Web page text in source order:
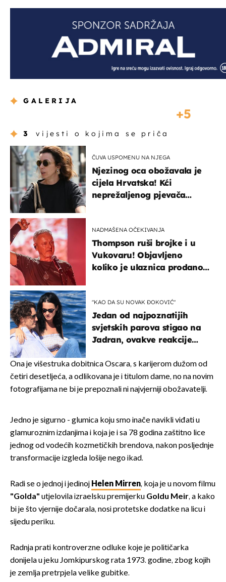
GALERIJA
5
3 vijesti o kojima se priča
ČUVA USPOMENU NA NJEGA
Njezinog oca obožavala je
cijela Hrvatska! Kći
neprežaljenog pjevača
NADMAŠENA OČEKIVANJA
Thompson ruši brojke i u
Vukovaru! Objavljeno
koliko je ulaznica prodano
"KAO DA SU NOVAK ĐOKOVIĆ"
Jedan od najpoznatijih
svjetskih parova stigao na
Jadran, ovakve reakcije
Ona je višestruka dobitnica Oscara, s karijerom dužom od
četiri desetljeća, a odlikovana je i titulom dame, no na novim
fotografijama ne bi je prepoznali ni najvjerniji obožavatelji.
Jedno je sigurno - glumica koju smo inače navikli viđati u
glamuroznim izdanjima i koja je i sa 78 godina zaštitno lice
jednog od vodećih kozmetičkih brendova, nakon posljednje
transformacije izgleda lošije nego ikad.
Radi se o jednoj i jedinoj Helen Mirren, koja je u novom filmu
"Golda" utjelovila izraelsku premijerku Goldu Meir, a kako
bi je što vjernije dočarala, nosi protetske dodatke na licu i
sijedu periku.
Radnja prati kontroverzne odluke koje je političarka
donijela u jeku Jomkipurskog rata 1973. godine, zbog kojih
je zemlja pretrpjela velike gubitke.